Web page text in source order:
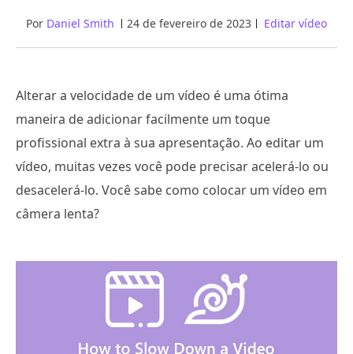
Por Daniel Smith 24 de fevereiro de 2023 Editar vídeo
Alterar a velocidade de um vídeo é uma ótima
maneira de adicionar facilmente um toque
profissional extra à sua apresentação. Ao editar um
vídeo, muitas vezes você pode precisar acelerá-lo ou
desacelerá-lo. Você sabe como colocar um vídeo em
câmera lenta?